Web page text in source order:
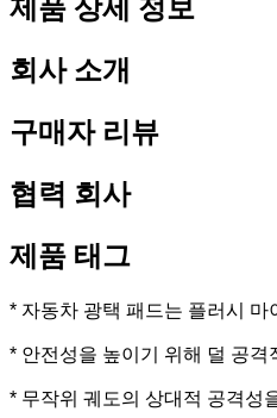
제품 상세 정보
회사 소개
구매자 리뷰
협력 회사
제품 태그
* 자동차 광택 패드는 플러시
* 안전성을 높이기 위해 덜 공
* 무작위 궤도의 상대적 공격성